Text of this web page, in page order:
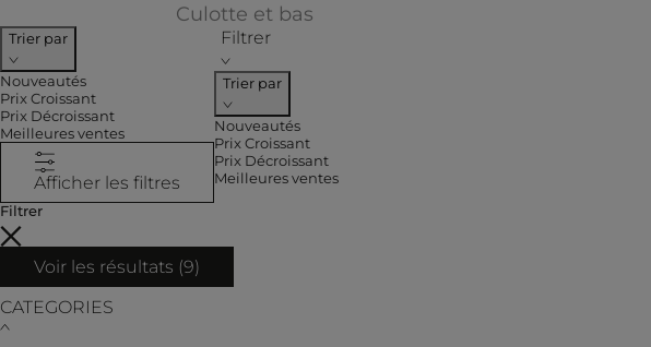
Culotte et bas
Trier par
Nouveautés
Prix Croissant
Prix Décroissant
Meilleures ventes
Afficher les filtres
Filtrer
Trier par
Nouveautés
Prix Croissant
Prix Décroissant
Meilleures ventes
Filtrer
Voir les résultats (9)
CATEGORIES